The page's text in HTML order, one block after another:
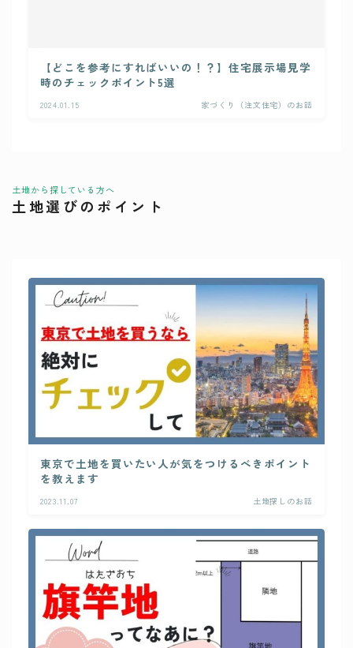
【どこを参考にすればいいの！？】住宅展示場見学
時のチェックポイント5選
2024.01.15 家づくり（注文住宅）のお話
土地から探している方へ
土地選びのポイント
東京で土地を買いたい人が気をつけるべきポイント
を教えます
2023.11.07 土地探しのお話